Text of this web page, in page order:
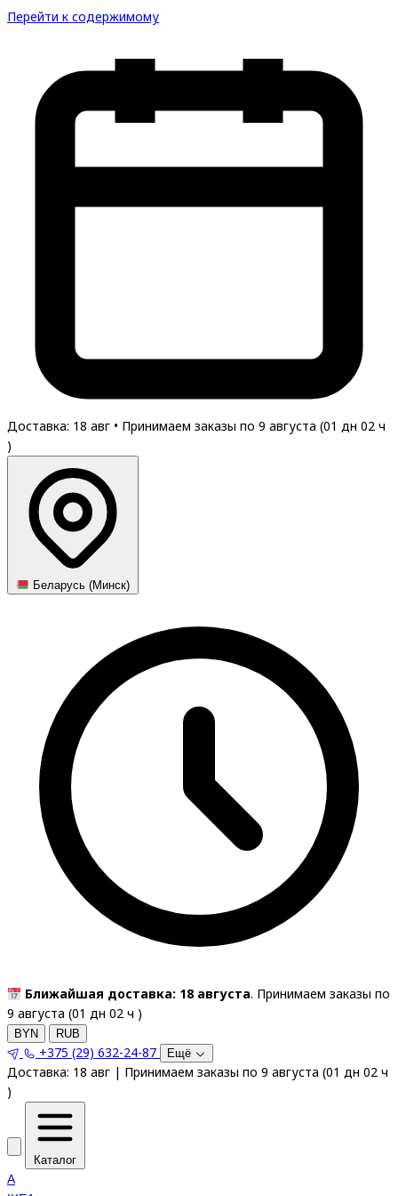
Перейти к содержимому
Доставка: 18 авг • Принимаем заказы по 9 августа (01 дн 02 ч
)
Беларусь (Минск)
Ближайшая доставка: 18 августа. Принимаем заказы по
9 августа (01 дн 02 ч )
BYN RUB
+375 (29) 632-24-87 Ещё
Доставка: 18 авг | Принимаем заказы по 9 августа (01 дн 02 ч
)
Каталог
A